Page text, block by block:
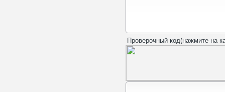
Проверочный код(нажмите на